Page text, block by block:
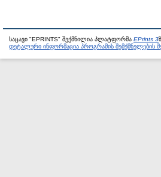
საცავი "EPRINTS" შექმნილია პლატფორმა EPrints 3
დეტალური ინფორმაცია პროგრამის შემქმნელების